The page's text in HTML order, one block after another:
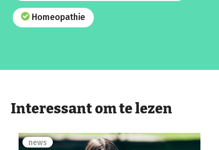
Homeopathie
Interessant om te lezen
news